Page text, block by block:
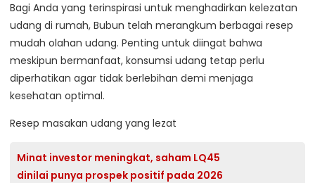
Bagi Anda yang terinspirasi untuk menghadirkan kelezatan
udang di rumah, Bubun telah merangkum berbagai resep
mudah olahan udang. Penting untuk diingat bahwa
meskipun bermanfaat, konsumsi udang tetap perlu
diperhatikan agar tidak berlebihan demi menjaga
kesehatan optimal.
Resep masakan udang yang lezat
Minat investor meningkat, saham LQ45
dinilai punya prospek positif pada 2026